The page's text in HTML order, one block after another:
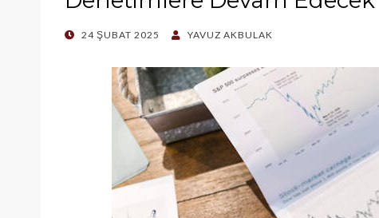
POSTED
24 ŞUBAT 2025 YAVUZ AKBULAK